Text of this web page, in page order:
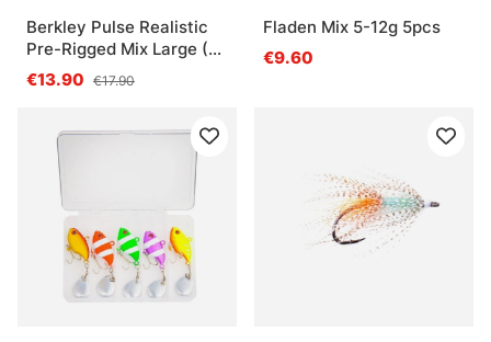
Berkley Pulse Realistic
Pre-Rigged Mix Large (4-
pack)
€13.90 €17.90
Fladen Mix 5-12g 5pcs
€9.60